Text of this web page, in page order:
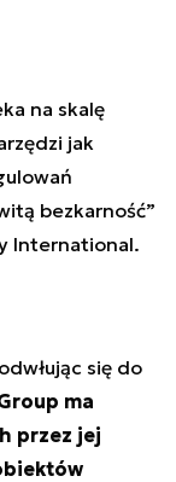
na skalę
jak
bezkarność”
International.
się do
ma
przez jej